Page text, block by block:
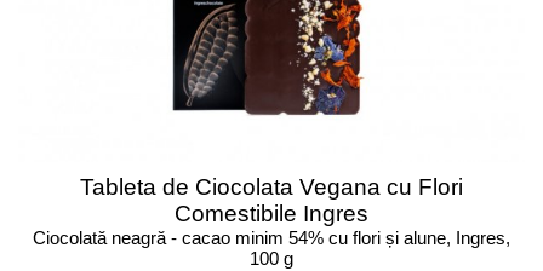
Tableta de Ciocolata Vegana cu Flori
Comestibile Ingres
Ciocolată neagră - cacao minim 54% cu flori și alune, Ingres,
100 g